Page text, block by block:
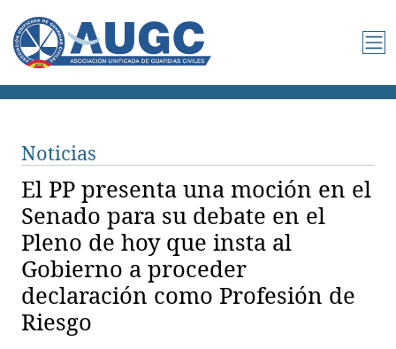
Noticias
El PP presenta una moción en el
Senado para su debate en el
Pleno de hoy que insta al
Gobierno a proceder
declaración como Profesión de
Riesgo